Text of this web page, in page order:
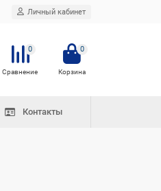
Личный кабинет
0 0
Контакты